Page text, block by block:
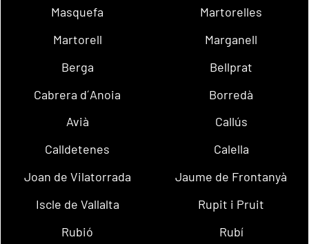
Masquefa
Martorelles
Martorell
Marganell
Berga
Bellprat
Cabrera d´Anoia
Borredà
Avià
Callús
Calldetenes
Calella
Joan de Vilatorrada
Jaume de Frontanyà
Iscle de Vallalta
Rupit i Pruit
Rubió
Rubí